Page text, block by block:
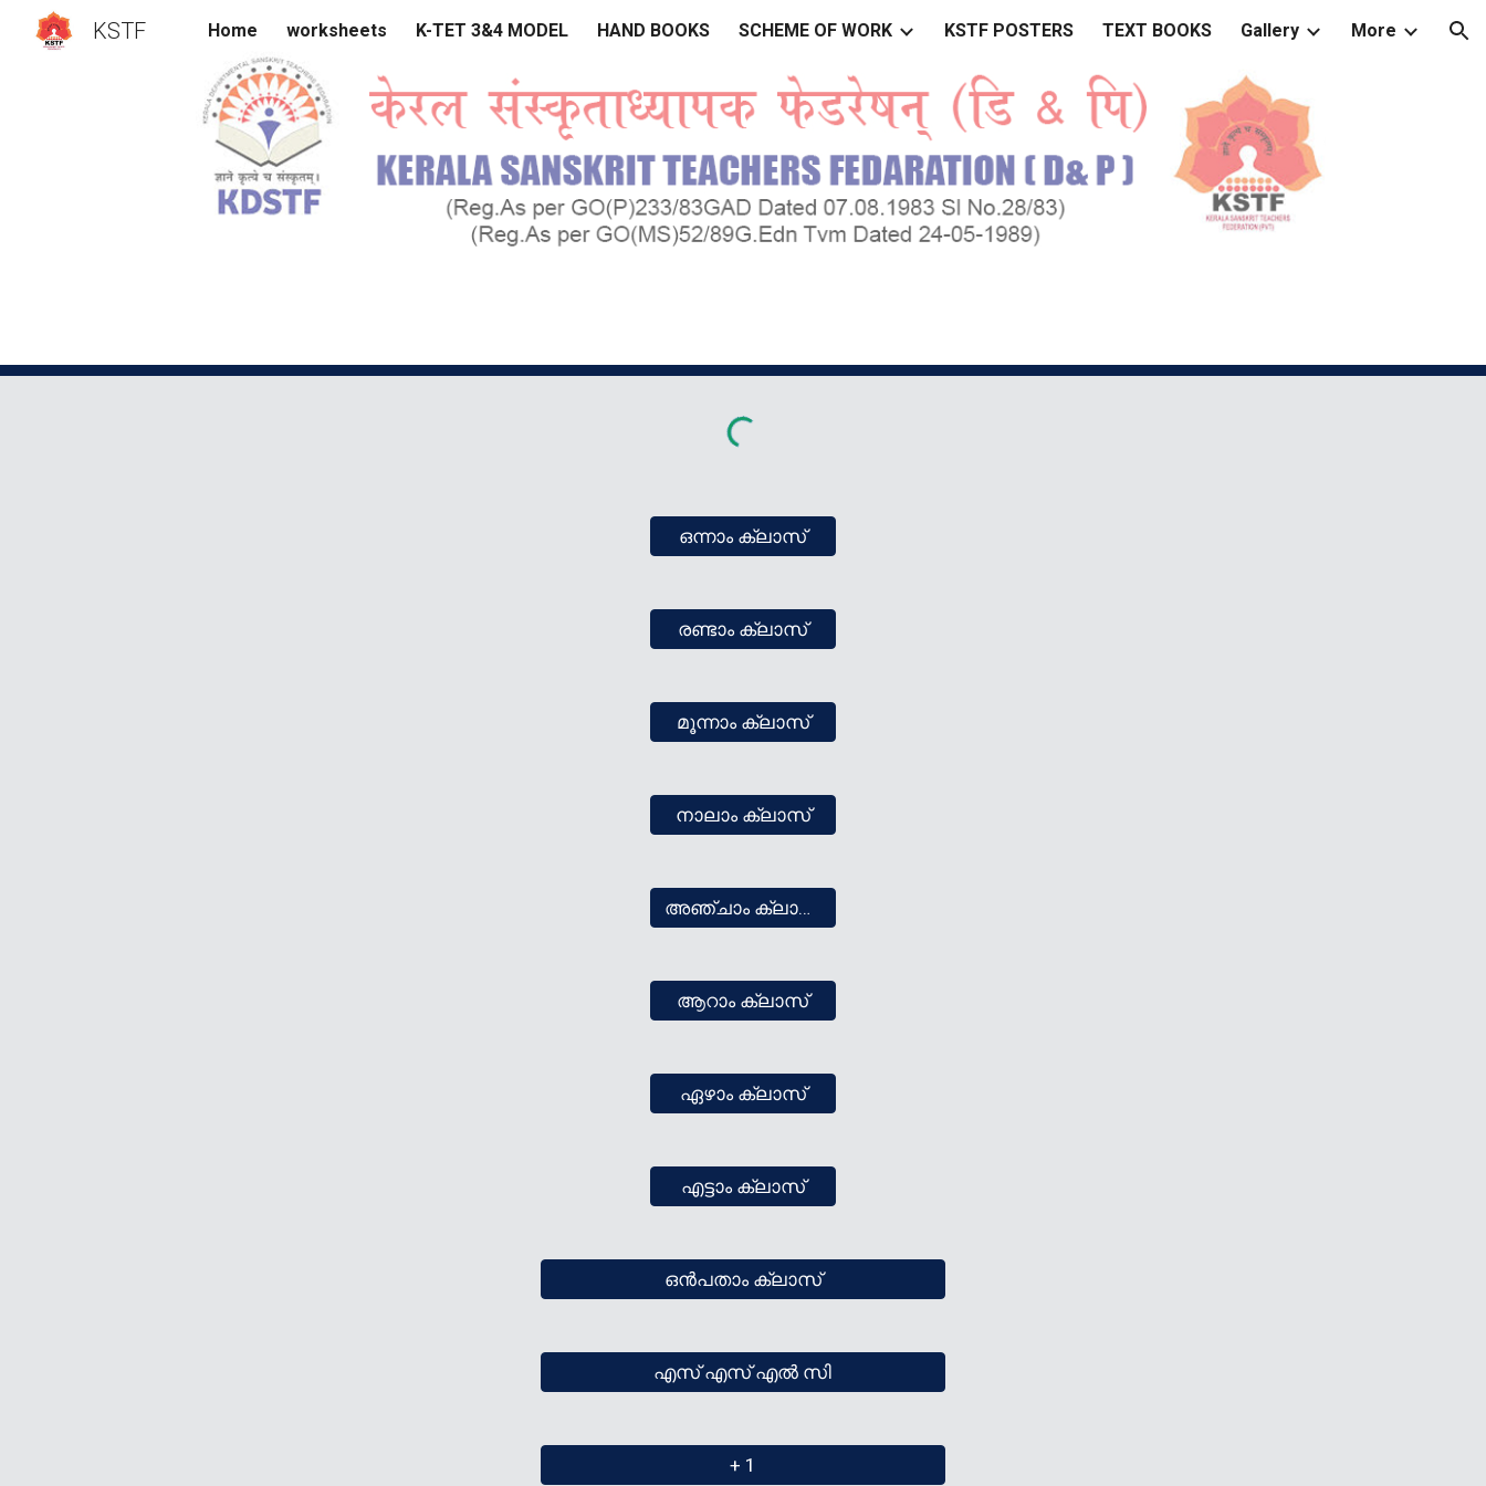
Skip to main content Skip to navigation
KSTF Home worksheets K-TET 3&4 MODEL HAND BOOKS SCHEME OF WORK KSTF POSTERS TEXT BOOKS Gallery More
ഒന്നാം ക്ലാസ്
രണ്ടാം ക്ലാസ്
മൂന്നാം ക്ലാസ്
നാലാം ക്ലാസ്
അഞ്ചാം ക്ലാസ്
ആറാം ക്ലാസ്
ഏഴാം ക്ലാസ്
എട്ടാം ക്ലാസ്
ഒന്‍പതാം ക്ലാസ്
എസ് എസ് എല്‍ സി
+ 1